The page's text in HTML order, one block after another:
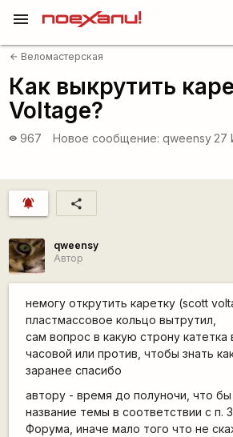
menu
arrow_back Веломастерская
Как выкрутить
Voltage?
visibility 967 Новое сообщение: qweensy 27
notifications_active share
qweensy
Автор
немогу открутить каретку (scott
пластмассовое кольцо вытрутил,
сам вопрос в какую строну катетка
часовой или против, чтобы знать
заранее спасибо
автору - время до полуночи, что бы
название темы в соответствии с п.
Форума, иначе мало того что не